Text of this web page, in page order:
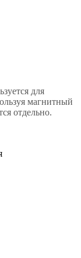
для
магнитный
отдельно.